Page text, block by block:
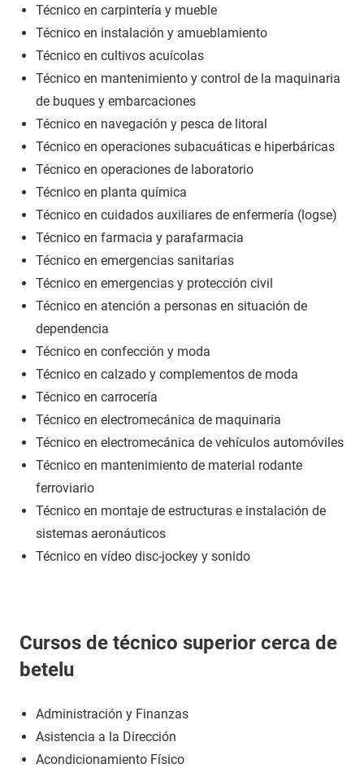
Técnico en carpintería y mueble
Técnico en instalación y amueblamiento
Técnico en cultivos acuícolas
Técnico en mantenimiento y control de la maquinaria
de buques y embarcaciones
Técnico en navegación y pesca de litoral
Técnico en operaciones subacuáticas e hiperbáricas
Técnico en operaciones de laboratorio
Técnico en planta química
Técnico en cuidados auxiliares de enfermería (logse)
Técnico en farmacia y parafarmacia
Técnico en emergencias sanitarias
Técnico en emergencias y protección civil
Técnico en atención a personas en situación de
dependencia
Técnico en confección y moda
Técnico en calzado y complementos de moda
Técnico en carrocería
Técnico en electromecánica de maquinaria
Técnico en electromecánica de vehículos automóviles
Técnico en mantenimiento de material rodante
ferroviario
Técnico en montaje de estructuras e instalación de
sistemas aeronáuticos
Técnico en vídeo disc-jockey y sonido
Cursos de técnico superior cerca de
betelu
Administración y Finanzas
Asistencia a la Dirección
Acondicionamiento Físico